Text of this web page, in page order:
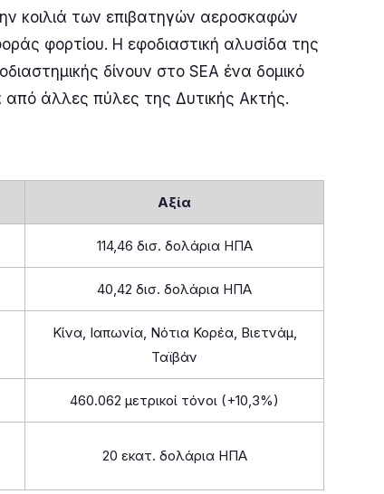
κοιλιά των επιβατηγών αεροσκαφών
φορτίου. Η εφοδιαστική αλυσίδα της
δίνουν στο SEA ένα δομικό
άλλες πύλες της Δυτικής Ακτής.
Αξία
114,46 δισ. δολάρια ΗΠΑ
40,42 δισ. δολάρια ΗΠΑ
Κίνα, Ιαπωνία, Νότια Κορέα, Βιετνάμ,
Ταϊβάν
460.062 μετρικοί τόνοι (+10,3%)
20 εκατ. δολάρια ΗΠΑ